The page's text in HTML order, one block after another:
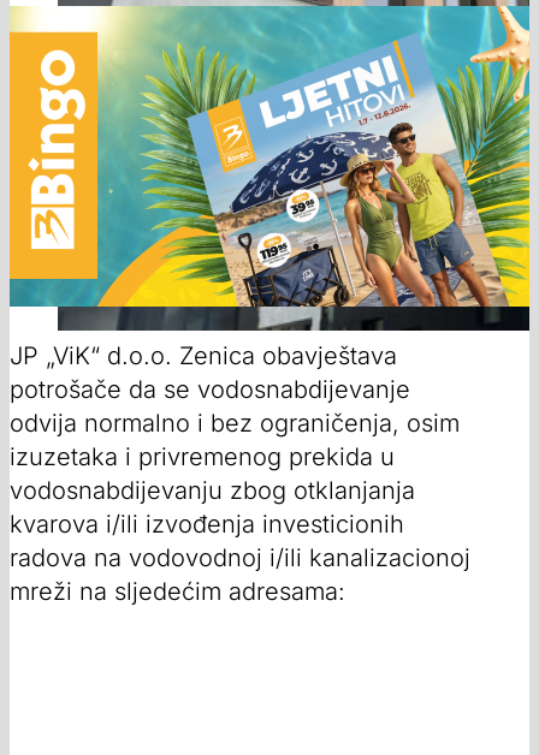
JP „ViK“ d.o.o. Zenica obavještava
potrošače da se vodosnabdijevanje
odvija normalno i bez ograničenja, osim
izuzetaka i privremenog prekida u
vodosnabdijevanju zbog otklanjanja
kvarova i/ili izvođenja investicionih
radova na vodovodnoj i/ili kanalizacionoj
mreži na sljedećim adresama: